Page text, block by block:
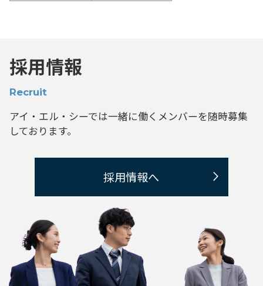
採用情報
Recruit
アイ・エル・シーでは一緒に働くメンバーを随時募集
しております。
採用情報へ